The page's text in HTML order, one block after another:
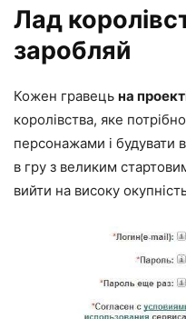
Лад
заробляй
Кожен гравець на
королівства, яке
персонажами і будувати
в гру з великим
вийти на високу